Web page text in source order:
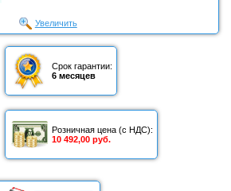
Увеличить
Срок гарантии:
6 месяцев
Розничная цена (с НДС):
10 492,00 руб.